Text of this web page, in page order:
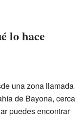
lo hace
una zona llamada
de Bayona, cerca
puedes encontrar